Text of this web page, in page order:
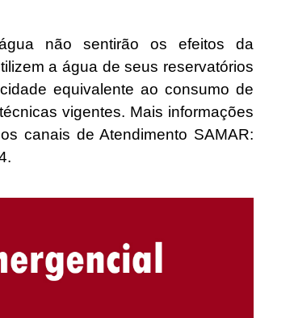
não sentirão os efeitos da
a água de seus reservatórios
equivalente ao consumo de
vigentes. Mais informações
canais de Atendimento SAMAR: